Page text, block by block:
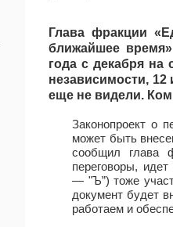
Глава фракции
ближайшее
года с декабря на
независимости,
еще не видели.
Законопроект о
может быть
сообщил глава
переговоры,
— "Ъ”) тоже
документ будет
работаем и